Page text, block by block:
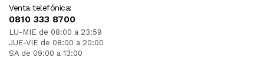
Venta telefónica:
0810 333 8700
LU-MIE de 08:00 a 23:59
JUE-VIE de 08:00 a 20:00
SA de 09:00 a 13:00